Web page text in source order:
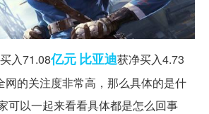
入71.08亿元比亚迪获净买入4.73
网的关注度非常高，那么具体的是什
可以一起来看看具体都是怎么回事